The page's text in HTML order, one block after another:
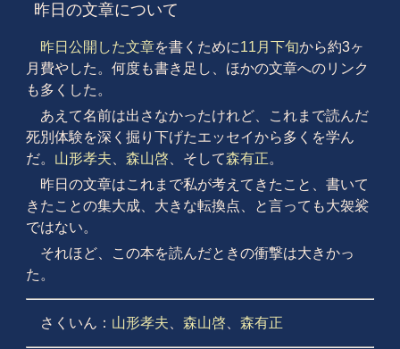
昨日の文章について
昨日公開した文章を書くために11月下旬から約3ヶ
月費やした。何度も書き足し、ほかの文章へのリンク
も多くした。
あえて名前は出さなかったけれど、これまで読んだ
死別体験を深く掘り下げたエッセイから多くを学ん
だ。 山形孝夫 森山啓 、そして森有正。
昨日の文章はこれまで私が考えてきたこと、書いて
きたことの集大成、大きな転換点、と言っても大袈裟
ではない。
それほど、この本を読んだときの衝撃は大きかっ
た。
さくいん： 山形孝夫 森山啓 森有正